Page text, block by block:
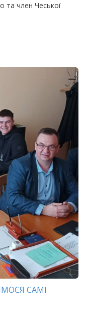
та член Чеської
САМІ